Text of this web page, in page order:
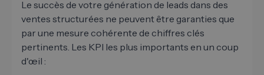
Le succès de votre génération de leads dans des
ventes structurées ne peuvent être garanties que
par une mesure cohérente de chiffres clés
pertinents. Les KPI les plus importants en un coup
d'œil :